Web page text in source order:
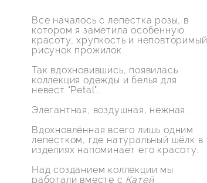
Все началось с лепестка розы, в
котором я заметила особенную
красоту, хрупкость и неповторимый
рисунок прожилок.
Так вдохновившись, появилась
коллекция одежды и белья для
невест "Petal".
Элегантная, воздушная, нежная.
Вдохновлённая всего лишь одним
лепестком, где натуральный шёлк в
изделиях напоминает его красоту.
Над созданием коллекции мы
работали вместе с Катей